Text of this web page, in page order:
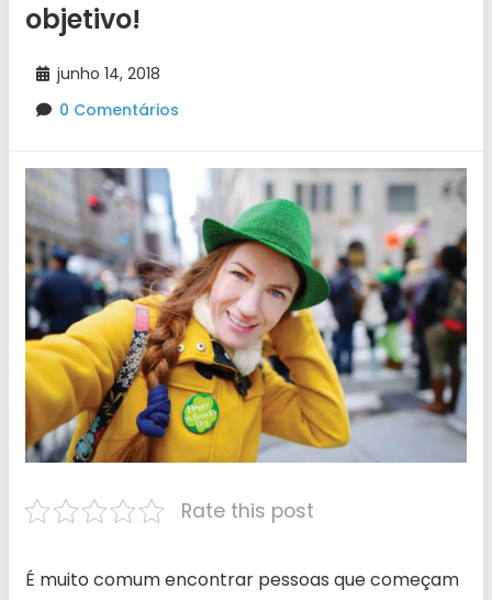
objetivo!
junho 14, 2018
0 Comentários
Rate this post
É muito comum encontrar pessoas que começam